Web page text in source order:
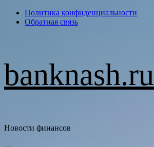
ПерейтиПолитика конфиденциальности
Обратная связь
banknash.ru
Новости финансов